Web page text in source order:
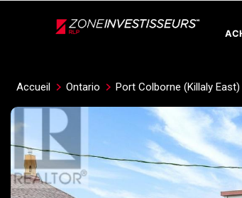
Accueil Ontario Port Colborne (Killaly East)